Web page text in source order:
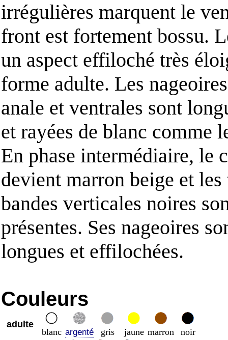
irrégulières marquent le
front est fortement bossu.
un aspect effiloché très
forme adulte. Les
anale et ventrales sont
et rayées de blanc comme
En phase intermédiaire, le
devient marron beige et
bandes verticales noires
présentes. Ses nageoires
longues et effilochées.
Couleurs
adulte
blanc argenté gris jaune marron
noir